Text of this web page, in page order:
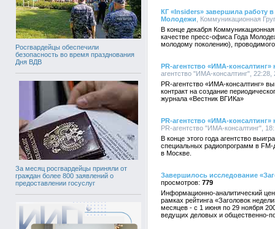
Росгвардейцы обеспечили
безопасность во время празднования
Дня ВДВ
За месяц росгвардейцы приняли от
граждан более 800 заявлений о
предоставлении госуслуг
КГ «Insiders» завершила работу
Молодежи , Коммуникационная
В конце декабря
качестве пресс-офиса Года
молодому поколению),
PR-агентство «ИМА-
агентство "ИМА-консалтинг", 22:28,
PR-агентство «ИМА-консалтинг»
контракт на создание
журнала «Вестник ВГИКа»
PR-агентство «ИМА-
PR-агентство "ИМА-консалтинг",
В конце этого года агентство
специальных радиопрограмм в FM-
в Москве.
Завершилось исследование
779
Информационно-аналитический
рамках рейтинга «Заголовок
месяцев - с 1 июня по 29 ноября
ведущих деловых и общественно-